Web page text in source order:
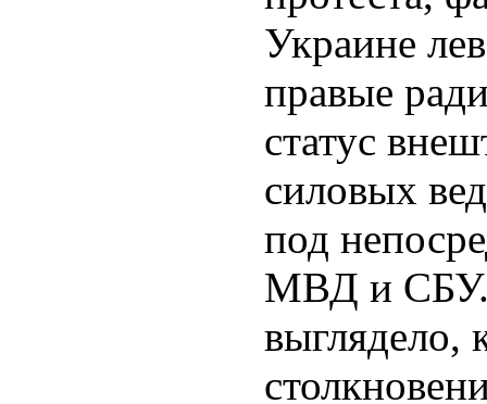
Украине
правые
статус
силовых
под
МВД и СБУ.
выглядело,